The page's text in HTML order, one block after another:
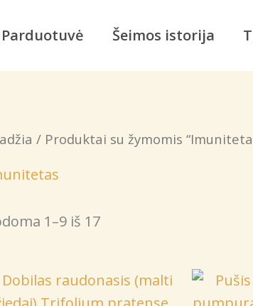
Parduotuvė Šeimos istorija
/ Produktai su žymomis
1–9 iš 17